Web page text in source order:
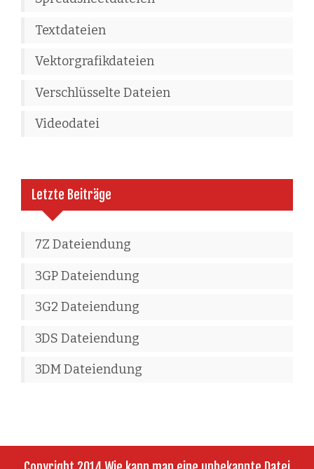
Textdateien
Vektorgrafikdateien
Verschlüsselte Dateien
Videodatei
Letzte Beiträge
7Z Dateiendung
3GP Dateiendung
3G2 Dateiendung
3DS Dateiendung
3DM Dateiendung